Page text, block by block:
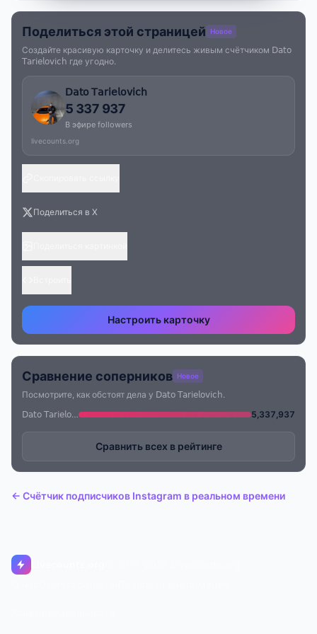
Поделиться этой страницей Новое
Создайте красивую карточку и делитесь живым счётчиком 𝖣𝖺𝗍𝗈
𝖳𝖺𝗋𝗂𝖾𝗅𝗈𝗏𝗂𝖼𝗁 где угодно.
𝖣𝖺𝗍𝗈 𝖳𝖺𝗋𝗂𝖾𝗅𝗈𝗏𝗂𝖼𝗁
5 337 937
В эфире followers
livecounts.org
Поделиться в X
Настроить карточку
Сравнение соперников Новое
Посмотрите, как обстоят дела у 𝖣𝖺𝗍𝗈 𝖳𝖺𝗋𝗂𝖾𝗅𝗈𝗏𝗂𝖼𝗁.
𝖣𝖺𝗍𝗈 𝖳𝖺𝗋𝗂𝖾𝗅𝗈𝗏𝗂𝖼𝗁
5,337,937
Сравнить всех в рейтинге
← Счётчик подписчиков Instagram в реальном времени